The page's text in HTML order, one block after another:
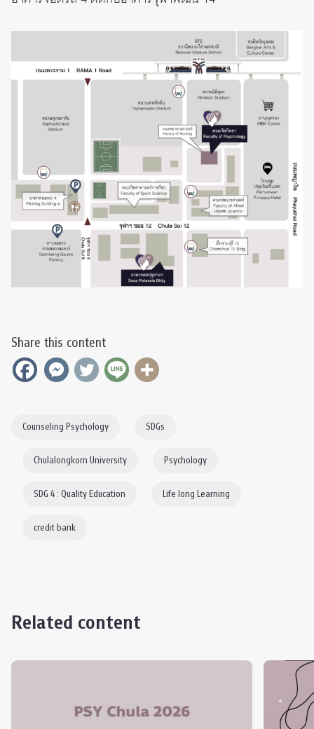
Share this content
Counseling Psychology SDGs
Chulalongkorn University Psychology
SDG 4 : Quality Education Life long Learning
credit bank
Related content